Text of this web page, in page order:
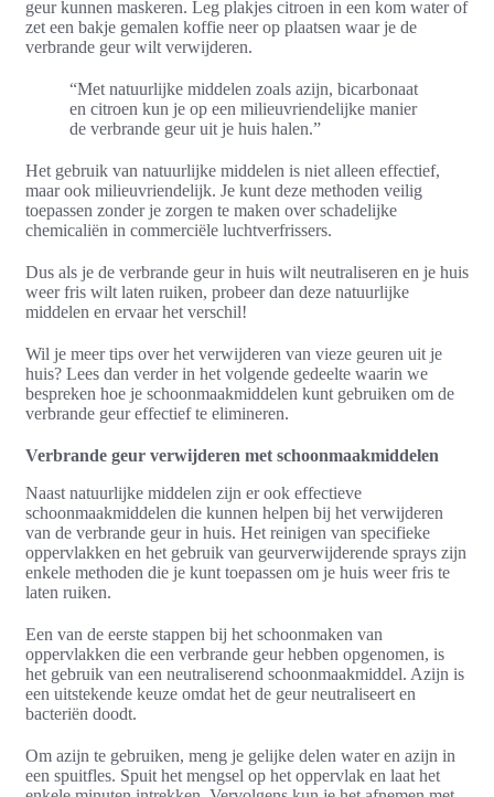
geur kunnen maskeren. Leg plakjes citroen in een kom water of
zet een bakje gemalen koffie neer op plaatsen waar je de
verbrande geur wilt verwijderen.
“Met natuurlijke middelen zoals azijn, bicarbonaat
en citroen kun je op een milieuvriendelijke manier
de verbrande geur uit je huis halen.”
Het gebruik van natuurlijke middelen is niet alleen effectief,
maar ook milieuvriendelijk. Je kunt deze methoden veilig
toepassen zonder je zorgen te maken over schadelijke
chemicaliën in commerciële luchtverfrissers.
Dus als je de verbrande geur in huis wilt neutraliseren en je huis
weer fris wilt laten ruiken, probeer dan deze natuurlijke
middelen en ervaar het verschil!
Wil je meer tips over het verwijderen van vieze geuren uit je
huis? Lees dan verder in het volgende gedeelte waarin we
bespreken hoe je schoonmaakmiddelen kunt gebruiken om de
verbrande geur effectief te elimineren.
Verbrande geur verwijderen met schoonmaakmiddelen
Naast natuurlijke middelen zijn er ook effectieve
schoonmaakmiddelen die kunnen helpen bij het verwijderen
van de verbrande geur in huis. Het reinigen van specifieke
oppervlakken en het gebruik van geurverwijderende sprays zijn
enkele methoden die je kunt toepassen om je huis weer fris te
laten ruiken.
Een van de eerste stappen bij het schoonmaken van
oppervlakken die een verbrande geur hebben opgenomen, is
het gebruik van een neutraliserend schoonmaakmiddel. Azijn is
een uitstekende keuze omdat het de geur neutraliseert en
bacteriën doodt.
Om azijn te gebruiken, meng je gelijke delen water en azijn in
een spuitfles. Spuit het mengsel op het oppervlak en laat het